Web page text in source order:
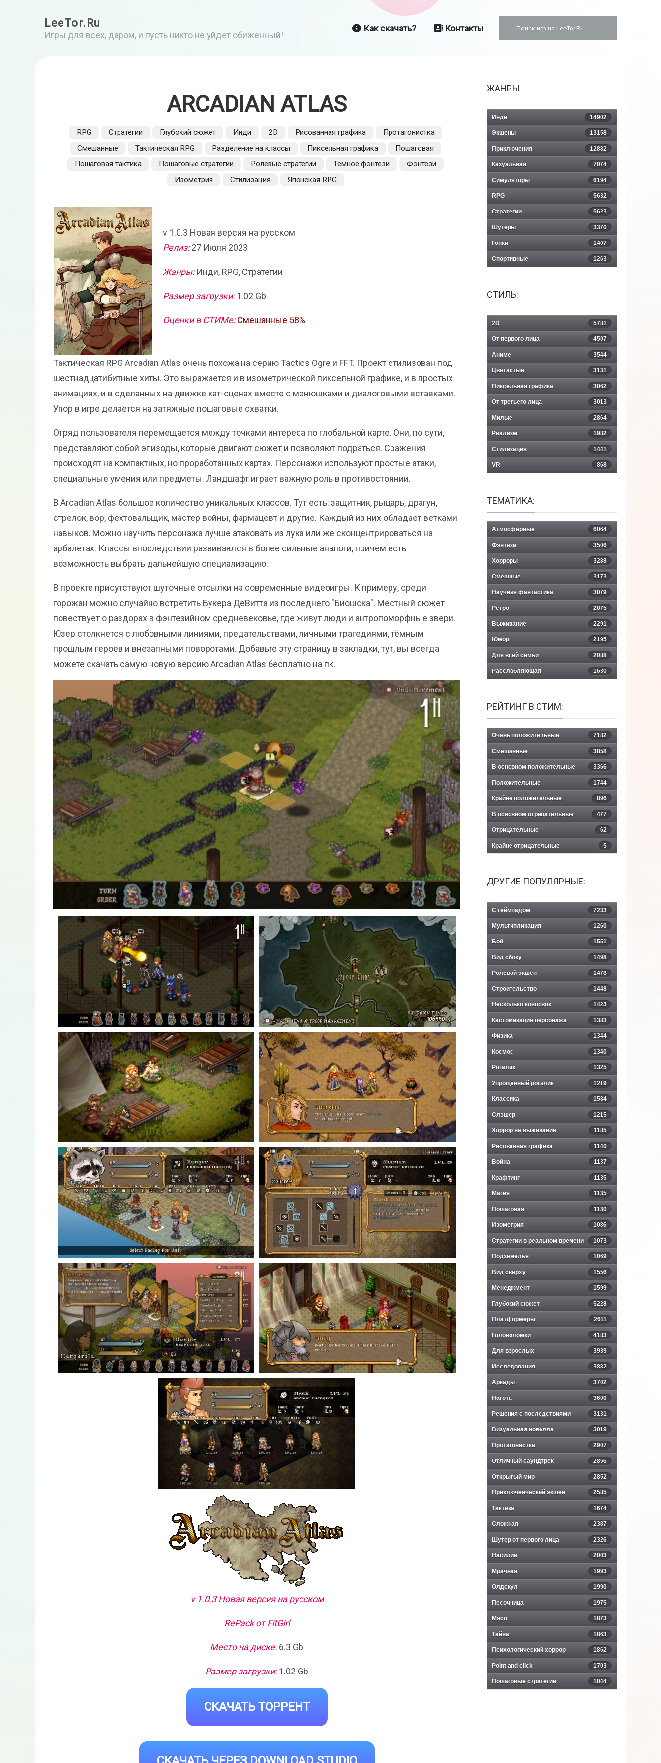
LeeTor.Ru
Игры для всех, даром, и пусть никто не уйдет обиженный!
Как скачать? Контакты
ARCADIAN ATLAS
RPG Стратегии Глубокий сюжет Инди 2D Рисованная графика
Протагонистка
Смешанные
Тактическая RPG Разделение на классы Пиксельная графика
Пошаговая
Пошаговая тактика
Пошаговые стратегии Ролевые стратегии Тёмное фэнтези
Фэнтези
Изометрия
Стилизация Японская RPG
v 1.0.3 Новая версия на русском
Релиз:27 Июля 2023
Жанры:Инди, RPG, Стратегии
Размер загрузки:1.02 Gb
Оценки в СТИМе: Смешанные 58%
Тактическая RPG Arcadian Atlas очень похожа на серию Tactics Ogre и FFT. Проект стилизован под
шестнадцатибитные хиты. Это выражается и в изометрической пиксельной графике, и в простых
анимациях, и в сделанных на движке кат-сценах вместе с менюшками и диалоговыми вставками.
Упор в игре делается на затяжные пошаговые схватки.
Отряд пользователя перемещается между точками интереса по глобальной карте. Они, по сути,
представляют собой эпизоды, которые двигают сюжет и позволяют подраться. Сражения
происходят на компактных, но проработанных картах. Персонажи используют простые атаки,
специальные умения или предметы. Ландшафт играет важную роль в противостоянии.
В Arcadian Atlas большое количество уникальных классов. Тут есть: защитник, рыцарь, драгун,
стрелок, вор, фехтовальщик, мастер войны, фармацевт и другие. Каждый из них обладает ветками
навыков. Можно научить персонажа лучше атаковать из лука или же сконцентрироваться на
арбалетах. Классы впоследствии развиваются в более сильные аналоги, причем есть
возможность выбрать дальнейшую специализацию.
В проекте присутствуют шуточные отсылки на современные видеоигры. К примеру, среди
горожан можно случайно встретить Букера ДеВитта из последнего "Биошока". Местный сюжет
повествует о раздорах в фэнтезийном средневековье, где живут люди и антропоморфные звери.
Юзер столкнется с любовными линиями, предательствами, личными трагедиями, тёмным
прошлым героев и внезапными поворотами. Добавьте эту страницу в закладки, тут, вы всегда
можете скачать самую новую версию Arcadian Atlas бесплатно на пк.
v 1.0.3 Новая версия на русском
RePack от FitGirl
Место на диске:6.3 Gb
Размер загрузки:1.02 Gb
СКАЧАТЬ ТОРРЕНТ
ЖАНРЫ
Инди 14902
Экшены 13158
Приключения 12882
Казуальная 7074
Симуляторы 6194
RPG 5632
Стратегии 5623
Шутеры 3370
Гонки 1407
Спортивные 1263
СТИЛЬ:
2D 5781
От первого лица 4507
Аниме 3544
Цветастые 3131
Пиксельная графика 3062
От третьего лица 3013
Милые 2864
Реализм 1982
Стилизация 1441
VR 868
ТЕМАТИКА:
Атмосферные 6064
Фэнтези 3506
Хорроры 3288
Смешные 3173
Научная фантастика 3079
Ретро 2875
Выживание 2291
Юмор 2195
Для всей семьи 2088
Расслабляющая 1630
РЕЙТИНГ В СТИМ:
Очень положительные 7182
Смешанные 3858
В основном положительные 3366
Положительные 1744
Крайне положительные 896
В основном отрицательные 477
Отрицательные 62
Крайне отрицательные 5
ДРУГИЕ ПОПУЛЯРНЫЕ:
С геймпадом 7233
Мультипликация 1260
Бой 1551
Вид сбоку 1498
Ролевой экшен 1478
Строительство 1448
Несколько концовок 1423
Кастомизация персонажа 1383
Физика 1344
Космос 1340
Рогалик 1325
Упрощённый рогалик 1219
Классика 1584
Слэшер 1215
Хоррор на выживание 1185
Рисованная графика 1140
Война 1137
Крафтинг 1135
Магия 1135
Пошаговая 1130
Изометрия 1086
Стратегии в реальном времени 1073
Подземелья 1069
Вид сверху 1556
Менеджмент 1599
Глубокий сюжет 5228
Платформеры 2611
Головоломки 4183
Для взрослых 3939
Исследования 3882
Аркады 3702
Нагота 3600
Решения с последствиями 3131
Визуальная новелла 3019
Протагонистка 2907
Отличный саундтрек 2856
Открытый мир 2852
Приключенческий экшен 2585
Тактика 1674
Сложная 2387
Шутер от первого лица 2326
Насилие 2003
Мрачная 1993
Олдскул 1990
Песочница 1975
Мясо 1873
Тайна 1863
Психологический хоррор 1862
Point and click 1703
Пошаговые стратегии 1044